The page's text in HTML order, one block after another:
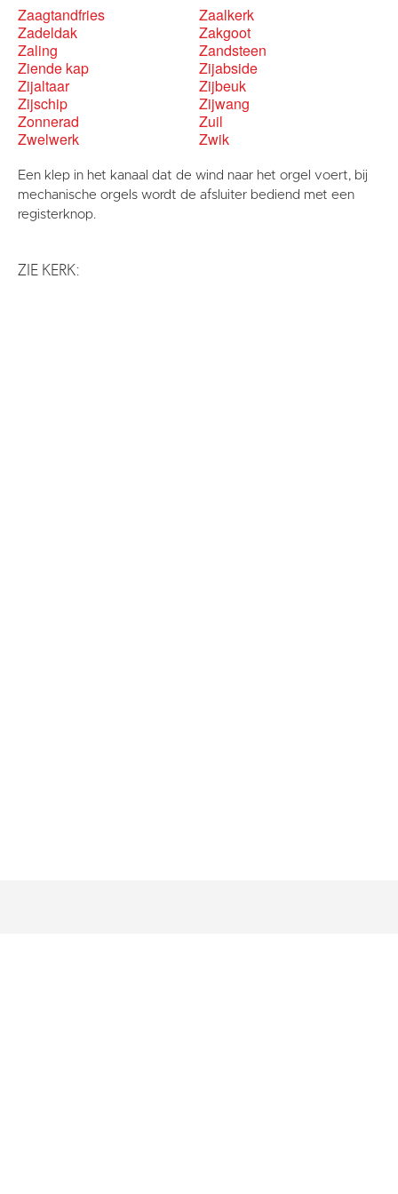
Zaagtandfries
Zaalkerk
Zadeldak
Zakgoot
Zaling
Zandsteen
Ziende kap
Zijabside
Zijaltaar
Zijbeuk
Zijschip
Zijwang
Zonnerad
Zuil
Zwelwerk
Zwik
Een klep in het kanaal dat de wind naar het orgel voert, bij
mechanische orgels wordt de afsluiter bediend met een
registerknop.
ZIE KERK: